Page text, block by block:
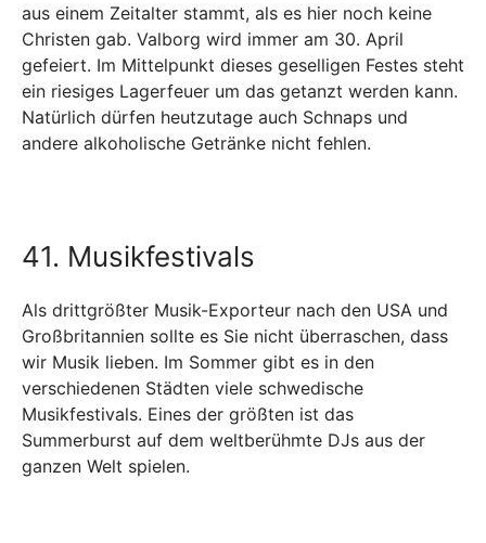
aus einem Zeitalter stammt, als es hier noch keine
Christen gab. Valborg wird immer am 30. April
gefeiert. Im Mittelpunkt dieses geselligen Festes steht
ein riesiges Lagerfeuer um das getanzt werden kann.
Natürlich dürfen heutzutage auch Schnaps und
andere alkoholische Getränke nicht fehlen.
41. Musikfestivals
Als drittgrößter Musik-Exporteur nach den USA und
Großbritannien sollte es Sie nicht überraschen, dass
wir Musik lieben. Im Sommer gibt es in den
verschiedenen Städten viele schwedische
Musikfestivals. Eines der größten ist das
Summerburst auf dem weltberühmte DJs aus der
ganzen Welt spielen.